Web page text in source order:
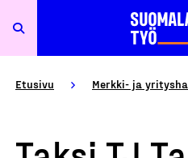
Etusivu Merkki- ja